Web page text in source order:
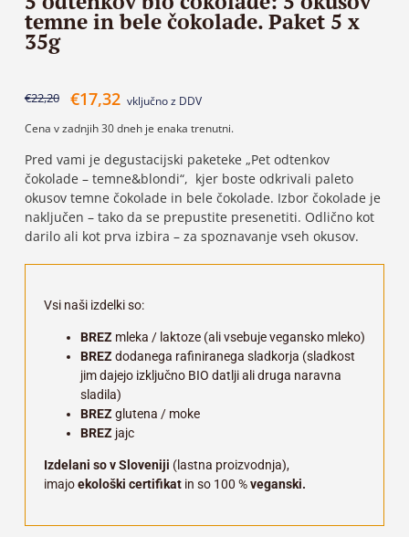
temne in bele čokolade. Paket 5 x
35g
€22,20 €17,32 vključno z DDV
Cena v zadnjih 30 dneh je enaka trenutni.
Pred vami je degustacijski paketeke „Pet odtenkov
čokolade – temne&blondi“, kjer boste odkrivali paleto
okusov temne čokolade in bele čokolade. Izbor čokolade je
naključen – tako da se prepustite presenetiti. Odlično kot
darilo ali kot prva izbira – za spoznavanje vseh okusov.
Vsi naši izdelki so:
BREZ mleka / laktoze (ali vsebuje vegansko mleko)
BREZ dodanega rafiniranega sladkorja (sladkost
jim dajejo izključno BIO datlji ali druga naravna
sladila)
BREZ glutena / moke
BREZ jajc
Izdelani so v Sloveniji (lastna proizvodnja),
imajoekološki certifikatin so 100 %veganski.